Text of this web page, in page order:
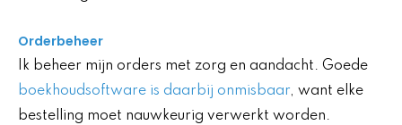
Orderbeheer
Ik beheer mijn orders met zorg en aandacht. Goede
boekhoudsoftware is daarbij onmisbaar, want elke
bestelling moet nauwkeurig verwerkt worden.